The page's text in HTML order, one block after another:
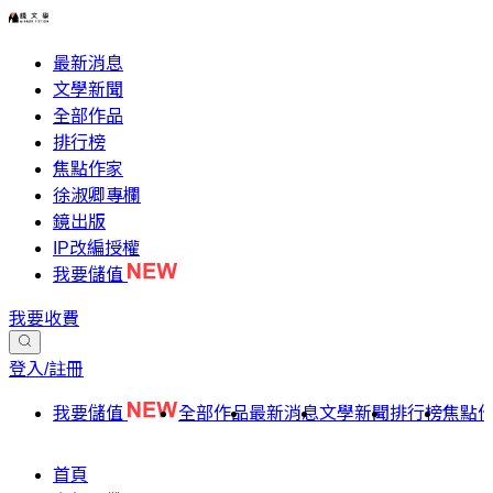
最新消息
文學新聞
全部作品
排行榜
焦點作家
徐淑卿專欄
鏡出版
IP改編授權
我要儲值
我要收費
登入/註冊
我要儲值 全部作品最新消息文學新聞排行榜焦點
首頁